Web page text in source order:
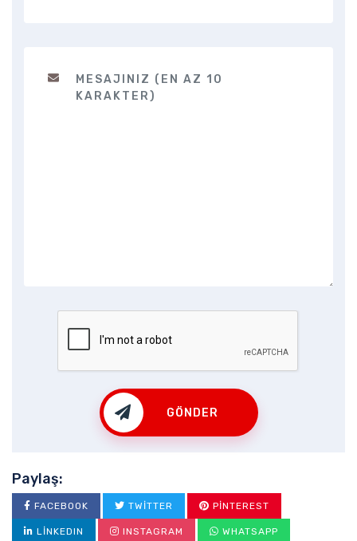
GÖNDER
Paylaş:
FACEBOOK TWITTER PINTEREST
LINKEDIN INSTAGRAM WHATSAPP